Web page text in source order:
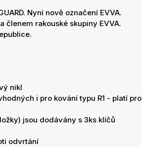
Nyní nově označení EVVA.
členem rakouské skupiny EVVA.
nikl
i pro kování typu R1 - platí
jsou dodávány s 3ks klíčů
odvrtání